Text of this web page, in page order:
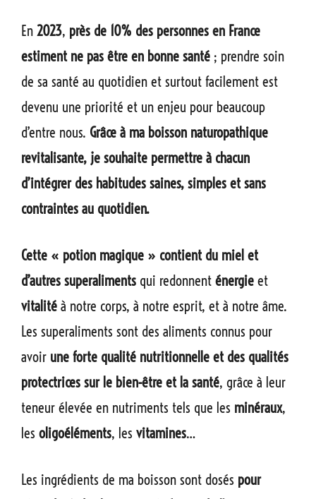
En 2023, près de 10% des personnes en France
estiment ne pas être en bonne santé ; prendre soin
de sa santé au quotidien et surtout facilement est
devenu une priorité et un enjeu pour beaucoup
d’entre nous. Grâce à ma boisson naturopathique
revitalisante, je souhaite permettre à chacun
d’intégrer des habitudes saines, simples et sans
contraintes au quotidien.
Cette « potion magique » contient du miel et
d’autres superaliments qui redonnent énergie et
vitalité à notre corps, à notre esprit, et à notre âme.
Les superaliments sont des aliments connus pour
avoir une forte qualité nutritionnelle et des qualités
protectrices sur le bien-être et la santé, grâce à leur
teneur élevée en nutriments tels que les minéraux,
les oligoéléments, les vitamines…
Les ingrédients de ma boisson sont dosés pour